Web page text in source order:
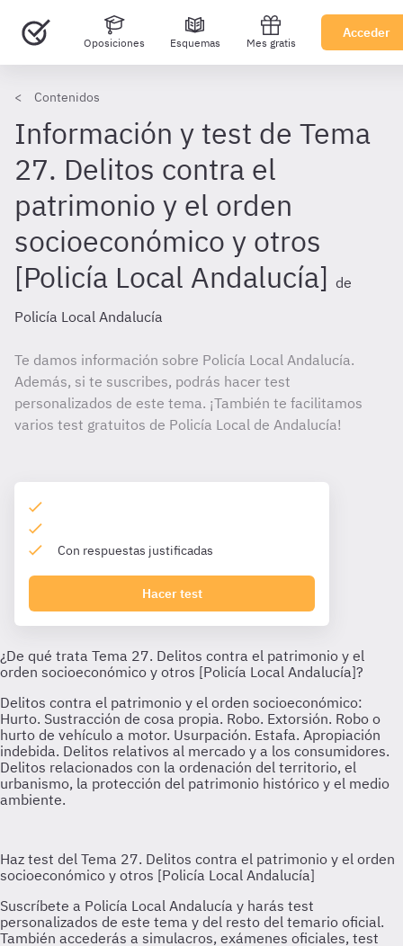
Oposiciones Esquemas Mes gratis
Acceder
Contenidos
Información y test de Tema
27. Delitos contra el
patrimonio y el orden
socioeconómico y otros
[Policía Local Andalucía] de
Policía Local Andalucía
Te damos información sobre Policía Local Andalucía.
Además, si te suscribes, podrás hacer test
personalizados de este tema. ¡También te facilitamos
varios test gratuitos de Policía Local de Andalucía!
Con respuestas justificadas
Hacer test